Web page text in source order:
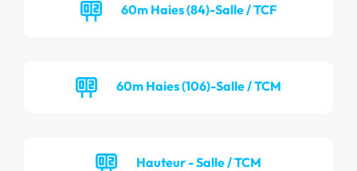
60m Haies (84)-Salle / TCF
60m Haies (106)-Salle / TCM
Hauteur - Salle / TCM